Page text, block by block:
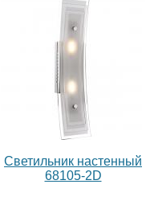
Светильник настенный
68105-2D